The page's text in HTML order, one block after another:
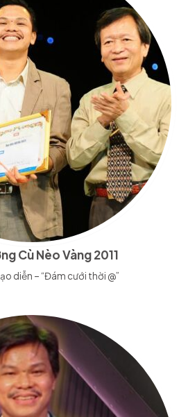
Cù Nèo Vàng 2011
diễn – “Đám cưới thời @”